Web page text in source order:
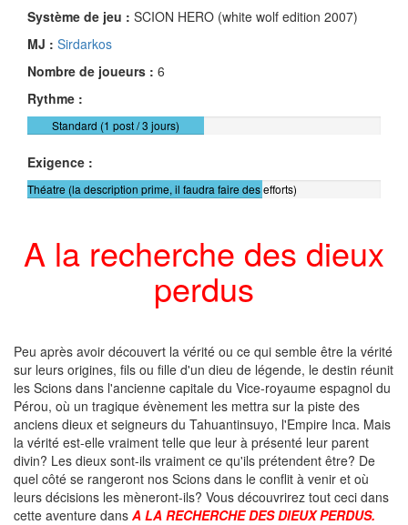
Système de jeu : SCION HERO (white wolf edition 2007)
MJ : Sirdarkos
Nombre de joueurs : 6
Rythme :
Standard (1 post / 3 jours)
Exigence :
Théatre (la description prime, il faudra faire des efforts)
A la recherche des dieux
perdus
Peu après avoir découvert la vérité ou ce qui semble être la vérité
sur leurs origines, fils ou fille d'un dieu de légende, le destin réunit
les Scions dans l'ancienne capitale du Vice-royaume espagnol du
Pérou, où un tragique évènement les mettra sur la piste des
anciens dieux et seigneurs du Tahuantinsuyo, l'Empire Inca. Mais
la vérité est-elle vraiment telle que leur à présenté leur parent
divin? Les dieux sont-ils vraiment ce qu'ils prétendent être? De
quel côté se rangeront nos Scions dans le conflit à venir et où
leurs décisions les mèneront-ils? Vous découvrirez tout ceci dans
cette aventure dans A LA RECHERCHE DES DIEUX PERDUS.